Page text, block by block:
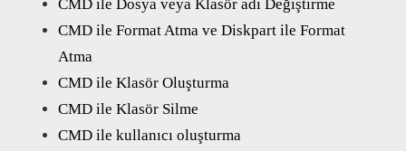
CMD ile Dosya veya Klasör adı Değiştirme
CMD ile Format Atma ve Diskpart ile Format
Atma
CMD ile Klasör Oluşturma
CMD ile Klasör Silme
CMD ile kullanıcı oluşturma